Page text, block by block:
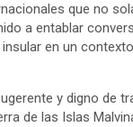
que no
a entablar
en un
y digno de
de las Islas